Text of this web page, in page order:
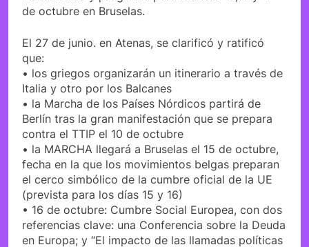
de octubre en Bruselas.
El 27 de junio. en Atenas, se clarificó y ratificó
que:
• los griegos organizarán un itinerario a través de
Italia y otro por los Balcanes
• la Marcha de los Países Nórdicos partirá de
Berlín tras la gran manifestación que se prepara
contra el TTIP el 10 de octubre
• la MARCHA llegará a Bruselas el 15 de octubre,
fecha en la que los movimientos belgas preparan
el cerco simbólico de la cumbre oficial de la UE
(prevista para los días 15 y 16)
• 16 de octubre: Cumbre Social Europea, con dos
referencias clave: una Conferencia sobre la Deuda
en Europa; y “El impacto de las llamadas políticas